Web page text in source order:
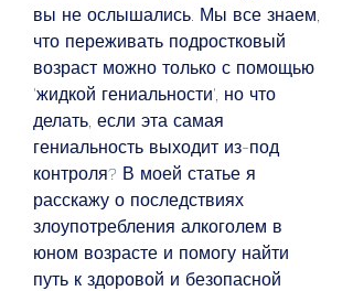
вы не ослышались. Мы все знаем,
что переживать подростковый
возраст можно только с помощью
'жидкой гениальности', но что
делать, если эта самая
гениальность выходит из-под
контроля? В моей статье я
расскажу о последствиях
злоупотребления алкоголем в
юном возрасте и помогу найти
путь к здоровой и безопасной